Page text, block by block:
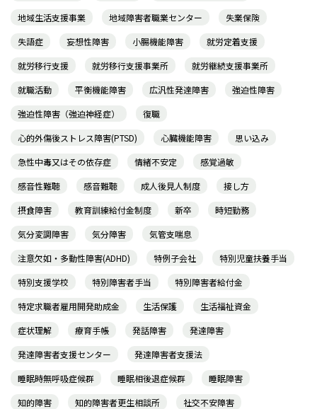
地域生活支援事業
地域障害者職業センター
失業保険
失語症
妄想性障害 小腸機能障害
就労定着支援
就労移行支援
就労移行支援事業所
就労継続支援事業所
就職活動
平衡機能障害 広汎性発達障害
強迫性障害
強迫性障害（強迫神経症）
復職
心的外傷後ストレス障害(PTSD)
心臓機能障害
思い込み
急性中毒又はその依存症
情緒不安定
感覚過敏
感音性難聴
感音難聴 成人後見人制度
接し方
摂食障害
教育訓練給付金制度 新卒
時短勤務
気分変調障害
気分障害
気管支喘息
注意欠如・多動性障害(ADHD)
特例子会社
特別児童扶養手当
特別支援学校
特別障害者手当
特別障害者給付金
特定求職者雇用開発助成金
生活保護
生活福祉資金
症状理解
療育手帳 発話障害
発達障害
発達障害者支援センター
発達障害者支援法
睡眠時無呼吸症候群
睡眠相後退症候群
睡眠障害
知的障害
知的障害者更生相談所
社交不安障害